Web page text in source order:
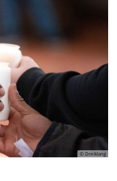
© Dreiklang